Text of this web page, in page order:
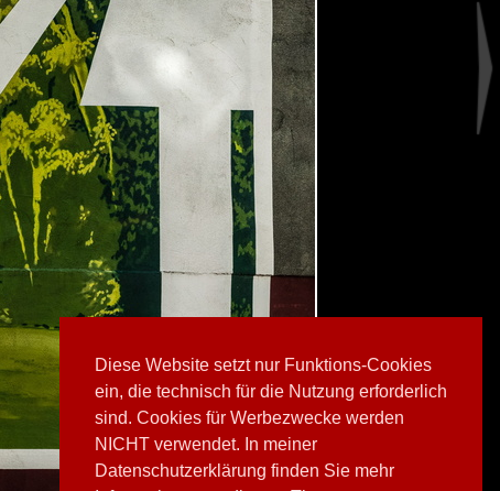
Diese Website setzt nur Funktions-Cookies
ein, die technisch für die Nutzung erforderlich
sind. Cookies für Werbezwecke werden
NICHT verwendet. In meiner
Datenschutzerklärung finden Sie mehr